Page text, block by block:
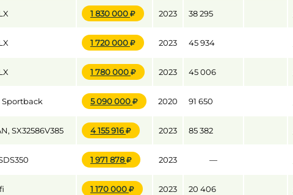
1 830 000 2023 38 295
1 720 000 2023 45 934
1 780 000 2023 45 006
Sportback 5 090 000 2020 91 650
SX32586V385 4 155 916 2023 85 382
1 971 878 2023 —
1 170 000 2023 20 406